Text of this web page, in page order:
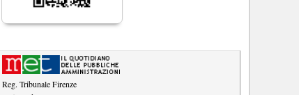
Reg. Tribunale Firenze